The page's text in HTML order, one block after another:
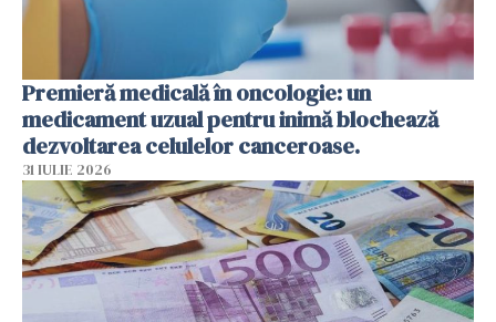
Premieră medicală în oncologie: un
medicament uzual pentru inimă blochează
dezvoltarea celulelor canceroase.
31 IULIE 2026